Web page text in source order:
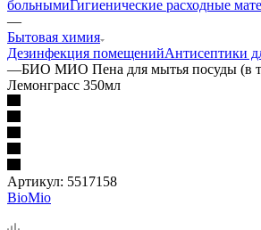
больнымиГигиенические расходные
—
Бытовая химия
Дезинфекция помещенийАнтисептики
—БИО МИО Пена для мытья посуды (в
Лемонграсс 350мл
Артикул: 5517158
BioMio